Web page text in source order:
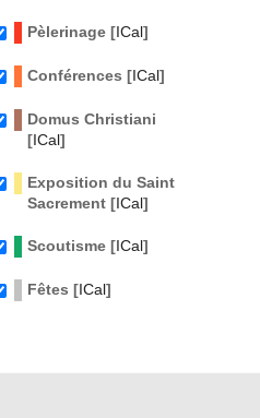
Pèlerinage [ ICal]
Conférences [ ICal]
Domus Christiani
[ ICal]
Exposition du Saint
Sacrement [ ICal]
Scoutisme [ ICal]
Fêtes [ ICal]